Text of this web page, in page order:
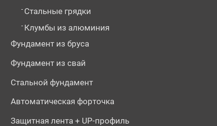
- Стальные грядки
- Клумбы из алюминия
Фундамент из бруса
Фундамент из свай
Стальной фундамент
Автоматическая форточка
Защитная лента + UP-профиль